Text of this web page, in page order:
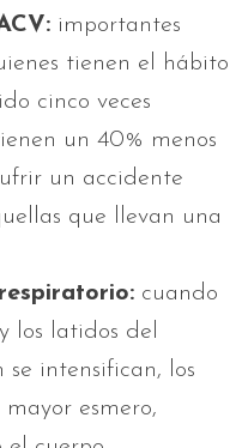
importantes
tienen el hábito
cinco veces
un 40% menos
un accidente
que llevan una
cuando
los latidos del
se intensifican, los
esmero,